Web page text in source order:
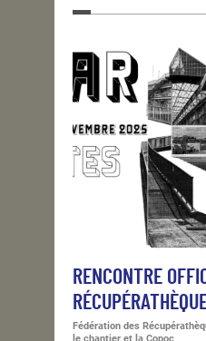
RENCONTRE
Fédération des